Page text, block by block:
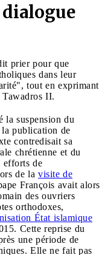
dialogue
prier pour que
dans leur
tout en exprimant
Tawadros II.
la suspension du
publication de
contredisait sa
chrétienne et du
efforts de
de la visite de
François avait alors
des ouvriers
orthodoxes,
État islamique
Cette reprise du
une période de
Elle ne fait pas